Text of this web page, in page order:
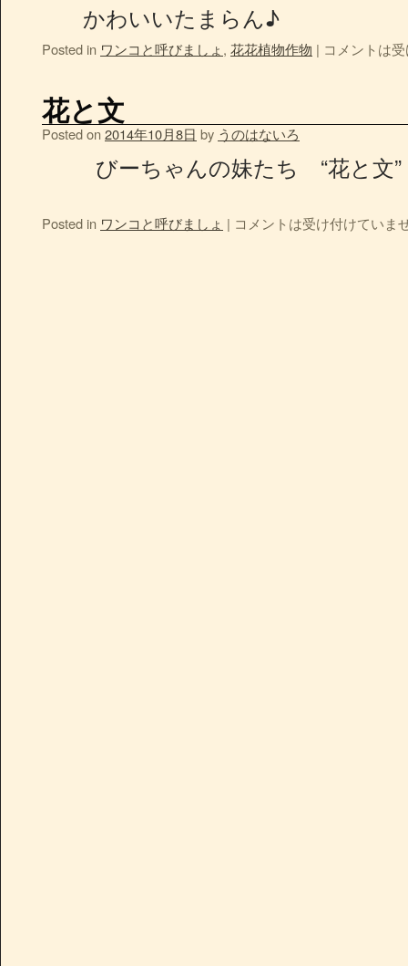
かわいいたまらん♪
Posted in ワンコと呼びましょ , 花花植物作物 | コメントは
花と文
Posted on 2014年10月8日 by うのはないろ
びーちゃんの妹たち “花と文”
Posted in ワンコと呼びましょ | コメントは受け付けていま